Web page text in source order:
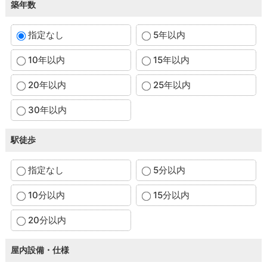
築年数
指定なし 5年以内
10年以内 15年以内
20年以内 25年以内
30年以内
駅徒歩
指定なし 5分以内
10分以内 15分以内
20分以内
屋内設備・仕様